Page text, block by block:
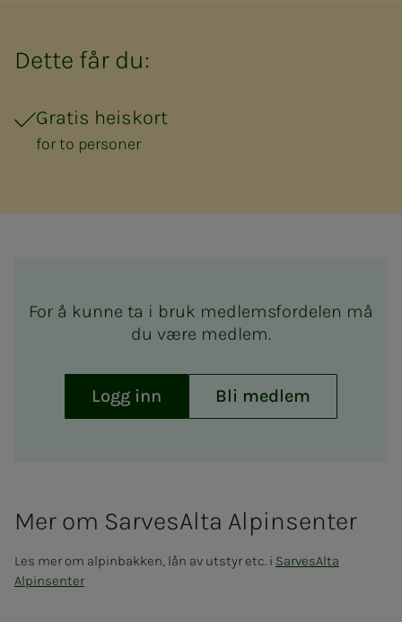
Dette får du:
Gratis heiskort
for to personer
For å kunne ta i bruk medlemsfordelen må
du være medlem.
Logg inn Bli medlem
Mer om Sar­ve­sAl­ta Al­pin­­­sen­­­ter
Les mer om alpinbakken, lån av utstyr etc. i SarvesAlta
Alpinsenter